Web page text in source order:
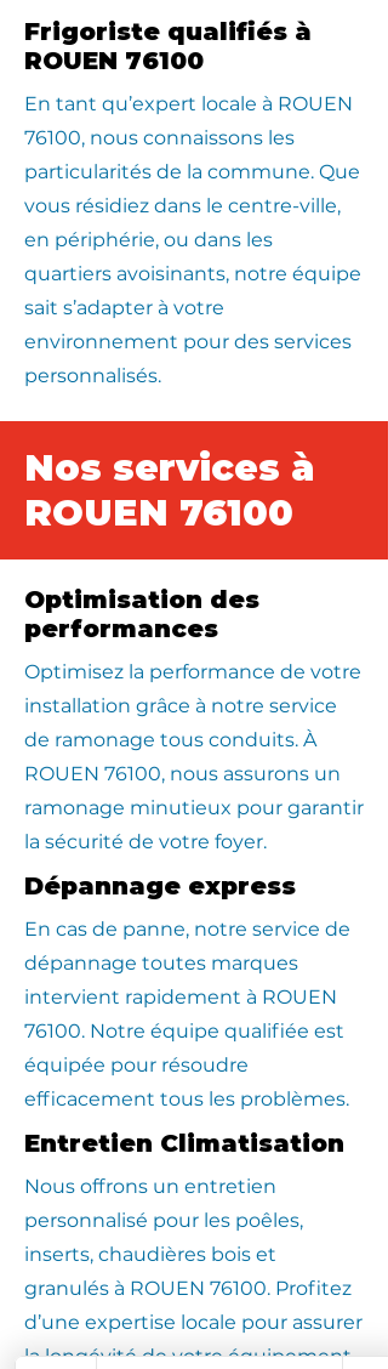
Frigoriste qualifiés à
ROUEN 76100
En tant qu’expert locale à ROUEN
76100, nous connaissons les
particularités de la commune. Que
vous résidiez dans le centre-ville,
en périphérie, ou dans les
quartiers avoisinants, notre équipe
sait s’adapter à votre
environnement pour des services
personnalisés.
Nos services à
ROUEN 76100
Optimisation des
performances
Optimisez la performance de votre
installation grâce à notre service
de ramonage tous conduits. À
ROUEN 76100, nous assurons un
ramonage minutieux pour garantir
la sécurité de votre foyer.
Dépannage express
En cas de panne, notre service de
dépannage toutes marques
intervient rapidement à ROUEN
76100. Notre équipe qualifiée est
équipée pour résoudre
efficacement tous les problèmes.
Entretien Climatisation
Nous offrons un entretien
personnalisé pour les poêles,
inserts, chaudières bois et
granulés à ROUEN 76100. Profitez
d’une expertise locale pour assurer
la longévité de votre équipement.